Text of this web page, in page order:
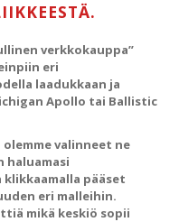
verkkokauppa”
eri
laadukkaan ja
Apollo tai Ballistic
valinneet ne
haluamasi
pääset
eri malleihin.
mikä keskiö sopii